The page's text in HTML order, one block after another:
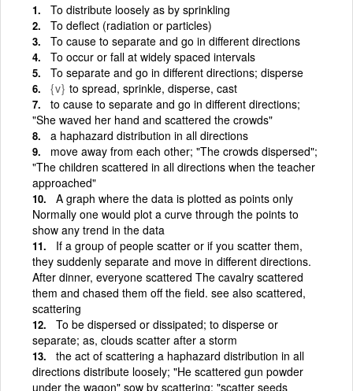
To distribute loosely as by sprinkling
To deflect (radiation or particles)
To cause to separate and go in different directions
To occur or fall at widely spaced intervals
To separate and go in different directions; disperse
{v} to spread, sprinkle, disperse, cast
to cause to separate and go in different directions;
"She waved her hand and scattered the crowds"
a haphazard distribution in all directions
move away from each other; "The crowds dispersed";
"The children scattered in all directions when the teacher
approached"
A graph where the data is plotted as points only
Normally one would plot a curve through the points to
show any trend in the data
If a group of people scatter or if you scatter them,
they suddenly separate and move in different directions.
After dinner, everyone scattered The cavalry scattered
them and chased them off the field. see also scattered,
scattering
To be dispersed or dissipated; to disperse or
separate; as, clouds scatter after a storm
the act of scattering a haphazard distribution in all
directions distribute loosely; "He scattered gun powder
under the wagon" sow by scattering; "scatter seeds